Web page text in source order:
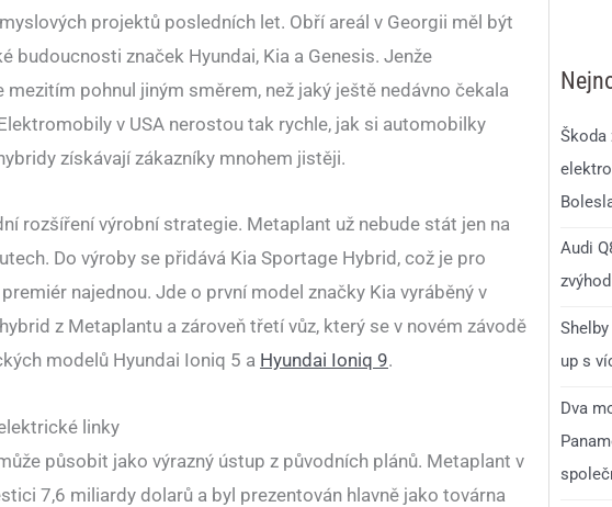
projektů posledních let. Obří areál v Georgii měl být
budoucnosti značek Hyundai, Kia a Genesis. Jenže
pohnul jiným směrem, než jaký ještě nedávno čekala
v USA nerostou tak rychle, jak si automobilky
získávají zákazníky mnohem jistěji.
rozšíření výrobní strategie. Metaplant už nebude stát jen na
Do výroby se přidává Kia Sportage Hybrid, což je pro
najednou. Jde o první model značky Kia vyráběný v
z Metaplantu a zároveň třetí vůz, který se v novém závodě
modelů Hyundai Ioniq 5 a Hyundai Ioniq 9.
linky
působit jako výrazný ústup z původních plánů. Metaplant v
7,6 miliardy dolarů a byl prezentován hlavně jako továrna
Škoda
Audi
up s
Dva